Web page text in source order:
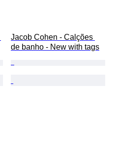
Jacob Cohen - Calções
de banho - New with tags